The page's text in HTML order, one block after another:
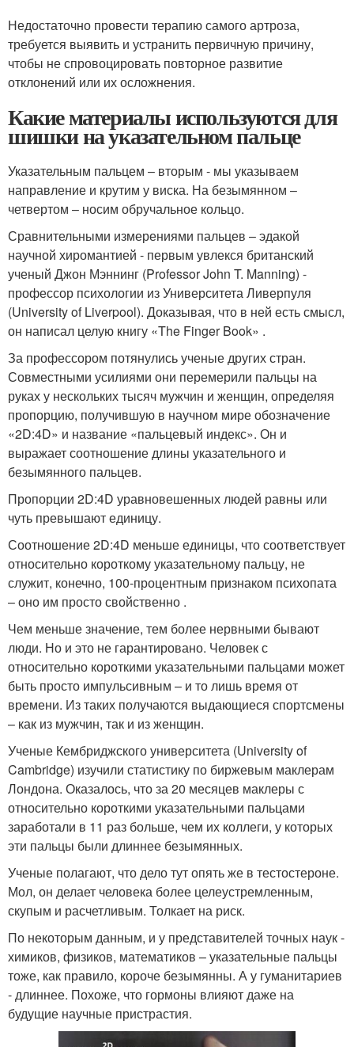
Недостаточно провести терапию самого артроза,
требуется выявить и устранить первичную причину,
чтобы не спровоцировать повторное развитие
отклонений или их осложнения.
Какие материалы используются для
шишки на указательном пальце
Указательным пальцем – вторым - мы указываем
направление и крутим у виска. На безымянном –
четвертом – носим обручальное кольцо.
Сравнительными измерениями пальцев – эдакой
научной хиромантией - первым увлекся британский
ученый Джон Мэннинг (Professor John T. Manning) -
профессор психологии из Университета Ливерпуля
(University of Liverpool). Доказывая, что в ней есть смысл,
он написал целую книгу «The Finger Book» .
За профессором потянулись ученые других стран.
Совместными усилиями они перемерили пальцы на
руках у нескольких тысяч мужчин и женщин, определяя
пропорцию, получившую в научном мире обозначение
«2D:4D» и название «пальцевый индекс». Он и
выражает соотношение длины указательного и
безымянного пальцев.
Пропорции 2D:4D уравновешенных людей равны или
чуть превышают единицу.
Соотношение 2D:4D меньше единицы, что соответствует
относительно короткому указательному пальцу, не
служит, конечно, 100-процентным признаком психопата
– оно им просто свойственно .
Чем меньше значение, тем более нервными бывают
люди. Но и это не гарантировано. Человек с
относительно короткими указательными пальцами может
быть просто импульсивным – и то лишь время от
времени. Из таких получаются выдающиеся спортсмены
– как из мужчин, так и из женщин.
Ученые Кембриджского университета (University of
Cambridge) изучили статистику по биржевым маклерам
Лондона. Оказалось, что за 20 месяцев маклеры с
относительно короткими указательными пальцами
заработали в 11 раз больше, чем их коллеги, у которых
эти пальцы были длиннее безымянных.
Ученые полагают, что дело тут опять же в тестостероне.
Мол, он делает человека более целеустремленным,
скупым и расчетливым. Толкает на риск.
По некоторым данным, и у представителей точных наук -
химиков, физиков, математиков – указательные пальцы
тоже, как правило, короче безымянны. А у гуманитариев
- длиннее. Похоже, что гормоны влияют даже на
будущие научные пристрастия.